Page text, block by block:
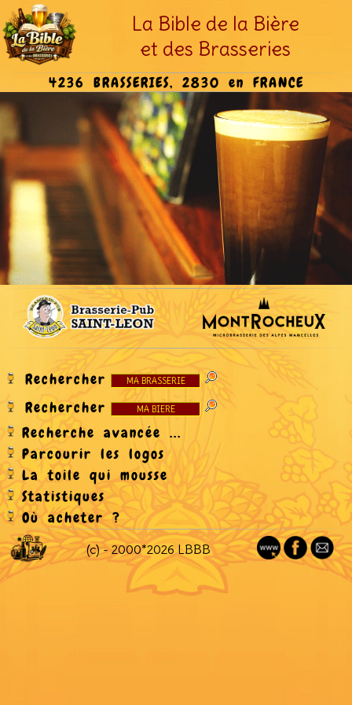
La Bible de la Bière
et des Brasseries
4236 BRASSERIES, 2830 en FRANCE
Rechercher
Rechercher
Recherche avancée ...
Parcourir les logos
La toile qui mousse
Statistiques
Où acheter ?
(c) - 2000*2026 LBBB